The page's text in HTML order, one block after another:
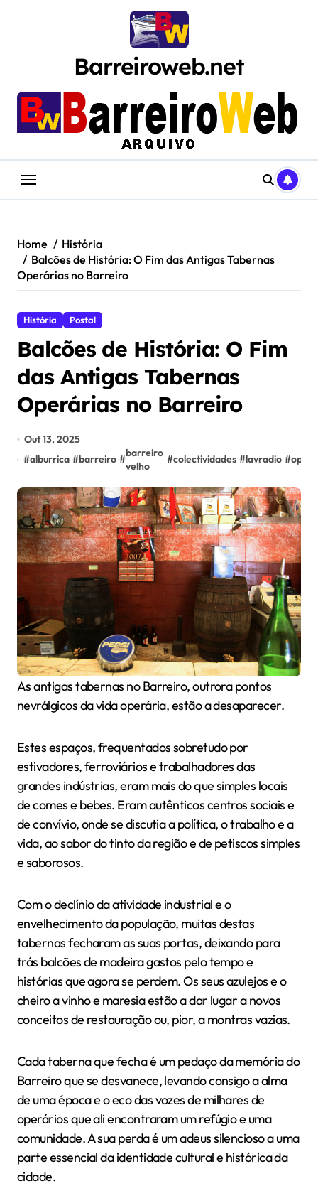
Barreiroweb.net
Home
História
Balcões de História: O Fim das Antigas Tabernas
Operárias no Barreiro
História Postal
Balcões de História: O Fim
das Antigas Tabernas
Operárias no Barreiro
Out 13, 2025
#alburrica #barreiro #
barreiro
velho
#colectividades #lavradio #
As antigas tabernas no Barreiro, outrora pontos
nevrálgicos da vida operária, estão a desaparecer.
Estes espaços, frequentados sobretudo por
estivadores, ferroviários e trabalhadores das
grandes indústrias, eram mais do que simples locais
de comes e bebes. Eram autênticos centros sociais e
de convívio, onde se discutia a política, o trabalho e a
vida, ao sabor do tinto da região e de petiscos simples
e saborosos.
Com o declínio da atividade industrial e o
envelhecimento da população, muitas destas
tabernas fecharam as suas portas, deixando para
trás balcões de madeira gastos pelo tempo e
histórias que agora se perdem. Os seus azulejos e o
cheiro a vinho e maresia estão a dar lugar a novos
conceitos de restauração ou, pior, a montras vazias.
Cada taberna que fecha é um pedaço da memória do
Barreiro que se desvanece, levando consigo a alma
de uma época e o eco das vozes de milhares de
operários que ali encontraram um refúgio e uma
comunidade. A sua perda é um adeus silencioso a uma
parte essencial da identidade cultural e histórica da
cidade.